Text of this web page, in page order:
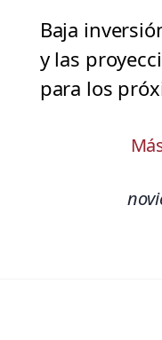
Baja
y las
para los